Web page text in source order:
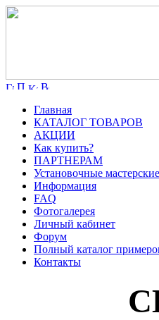
Главная
КАТАЛОГ ТОВАРОВ
АКЦИИ
Как купить?
ПАРТНЕРАМ
Установочные мастерские
Информация
FAQ
Фотогалерея
Личный кабинет
Форум
Полный каталог
Контакты